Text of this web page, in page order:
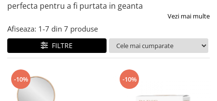
perfecta pentru a fi purtata in geanta
Vezi mai multe
Afiseaza: 1-7 din 7 produse
FILTRE
-10% -10%